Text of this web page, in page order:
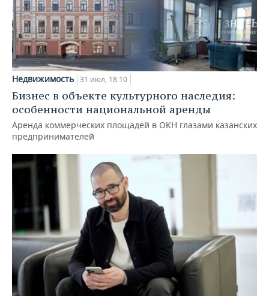
Недвижимость 31 июл, 18:10
Бизнес в объекте культурного наследия:
особенности национальной аренды
Аренда коммерческих площадей в ОКН глазами казанских
предпринимателей